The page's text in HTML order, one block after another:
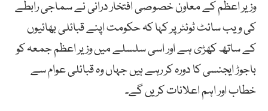
وزیر اعظم کے معاون خصوصی افتخار درانی نے سماجی رابطے
کی ویب سائٹ ٹوئٹر پر کہا کہ حکومت اپنے قبائلی بھائیوں
کے ساتھ کھڑی ہے اور اسی سلسلے میں وزیر اعظم جمعہ کو
باجوڑ ایجنسی کا دورہ کر رہے ہیں جہاں وہ قبائلی عوام سے
خطاب اور اہم اعلانات کریں گے۔